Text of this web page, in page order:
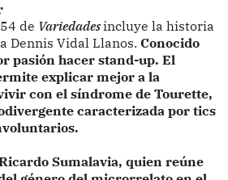
de Variedadesincluye la historia
Dennis Vidal Llanos. Conocido
pasión hacer stand-up. El
explicar mejor a la
con el síndrome de Tourette,
caracterizada por tics
Sumalavia, quien reúne